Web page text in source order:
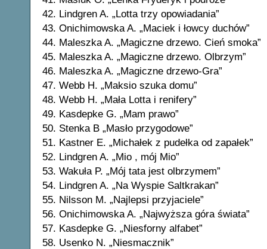
42. Lindgren A. „Lotta trzy opowiadania”
43. Onichimowska A. „Maciek i łowcy duchów”
44. Maleszka A. „Magiczne drzewo. Cień smoka”
45. Maleszka A. „Magiczne drzewo. Olbrzym”
46. Maleszka A. „Magiczne drzewo-Gra”
47. Webb H. „Maksio szuka domu”
48. Webb H. „Mała Lotta i renifery”
49. Kasdepke G. „Mam prawo”
50. Stenka B „Masło przygodowe”
51. Kastner E. „Michałek z pudełka od zapałek”
52. Lindgren A. „Mio , mój Mio”
53. Wakuła P. „Mój tata jest olbrzymem”
54. Lindgren A. „Na Wyspie Saltkrakan”
55. Nilsson M. „Najlepsi przyjaciele”
56. Onichimowska A. „Najwyższa góra świata”
57. Kasdepke G. „Niesforny alfabet”
58. Usenko N. „Niesmacznik”